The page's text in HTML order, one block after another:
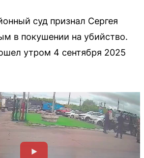
суд признал Сергея
в покушении на убийство.
утром 4 сентября 2025